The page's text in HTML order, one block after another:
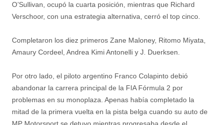
O’Sullivan, ocupó la cuarta posición, mientras que Richard
Verschoor, con una estrategia alternativa, cerró el top cinco.
Completaron los diez primeros Zane Maloney, Ritomo Miyata,
Amaury Cordeel, Andrea Kimi Antonelli y J. Duerksen.
Por otro lado, el piloto argentino Franco Colapinto debió
abandonar la carrera principal de la FIA Fórmula 2 por
problemas en su monoplaza. Apenas había completado la
mitad de la primera vuelta en la pista belga cuando su auto de